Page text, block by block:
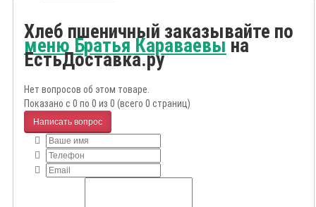
Хлеб пшеничный заказывайте по
меню Братья Караваевына
ЕстьДоставка.ру
Нет вопросов об этом товаре.
Показано с 0 по 0 из 0 (всего 0 страниц)
Написать вопрос